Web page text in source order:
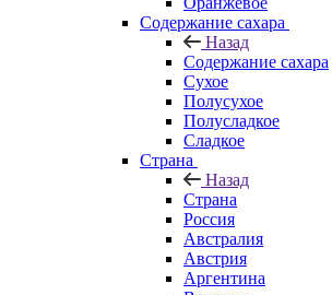
Содержание сахара
Назад
Содержание сахара
Сухое
Полусухое
Полусладкое
Сладкое
Страна
Назад
Страна
Россия
Австралия
Австрия
Аргентина